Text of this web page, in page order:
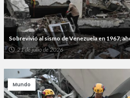
Sobrevivió al sismo de Venezuela en 1967,
21 de julio de 2026
Mundo